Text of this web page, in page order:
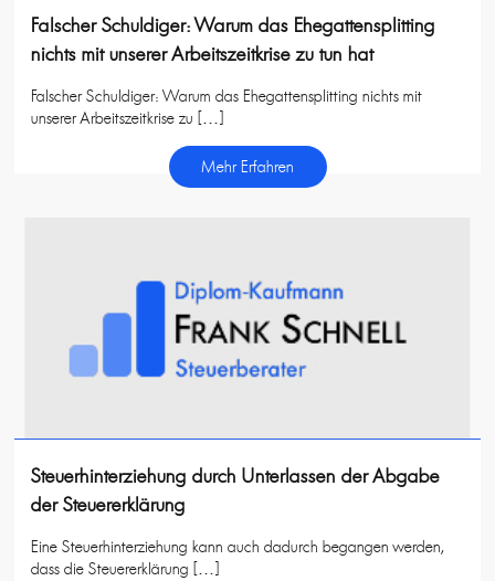
Falscher Schuldiger: Warum das Ehegattensplitting
nichts mit unserer Arbeitszeitkrise zu tun hat
Falscher Schuldiger: Warum das Ehegattensplitting nichts mit
unserer Arbeitszeitkrise zu […]
Mehr Erfahren
Steuerhinterziehung durch Unterlassen der Abgabe
der Steuererklärung
Eine Steuerhinterziehung kann auch dadurch begangen werden,
dass die Steuererklärung […]